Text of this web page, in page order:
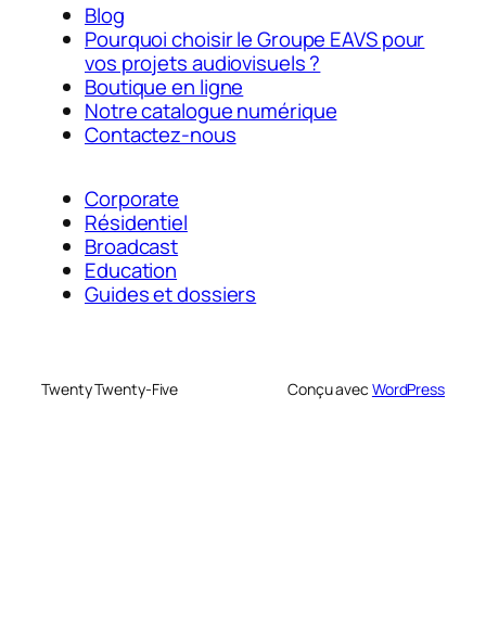
Blog
Pourquoi choisir le Groupe EAVS pour
vos projets audiovisuels ?
Boutique en ligne
Notre catalogue numérique
Contactez-nous
Corporate
Résidentiel
Broadcast
Education
Guides et dossiers
Twenty Twenty-Five Conçu avec WordPress